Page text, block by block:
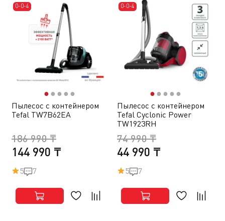
0-0-4
●● ● ● ●
Пылесос с контейнером
Tefal TW7B62EA
144 990 ₸
186 990 ₸
5 7
0-0-4
●● ● ● ●
Пылесос с контейнером
Tefal Cyclonic Power
TW1923RH
44 990 ₸
74 990 ₸
5 7